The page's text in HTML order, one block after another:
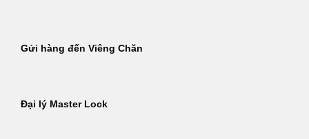
Gửi hàng đến Viêng Chăn
Đại lý Master Lock